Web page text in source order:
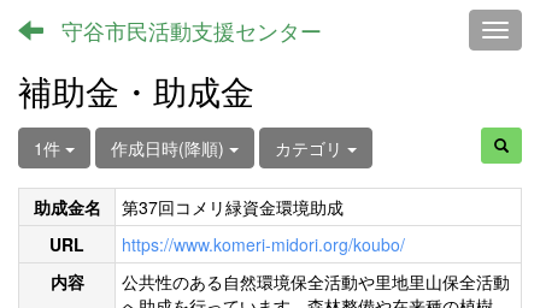
守谷市民活動支援センター
補助金・助成金
1件 作成日時(降順) カテゴリ
助成金名
第37回コメリ緑資金環境助成
URL
https://www.komeri-midori.org/koubo/
内容
公共性のある自然環境保全活動や里地里山保全活動